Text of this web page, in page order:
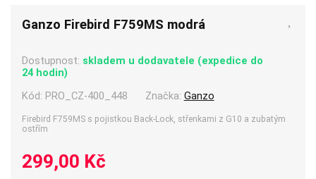
Ganzo Firebird F759MS modrá
Dostupnost: skladem u dodavatele (expedice do
24 hodin)
Kód: PRO_CZ-400_448 Značka: Ganzo
Firebird F759MS s pojistkou Back-Lock, střenkami z G10 a zubatým
ostřím
299,00 Kč